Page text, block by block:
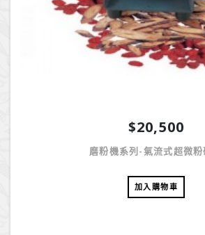
$20,500
磨粉機系列-氣流式超微粉
加入購物車